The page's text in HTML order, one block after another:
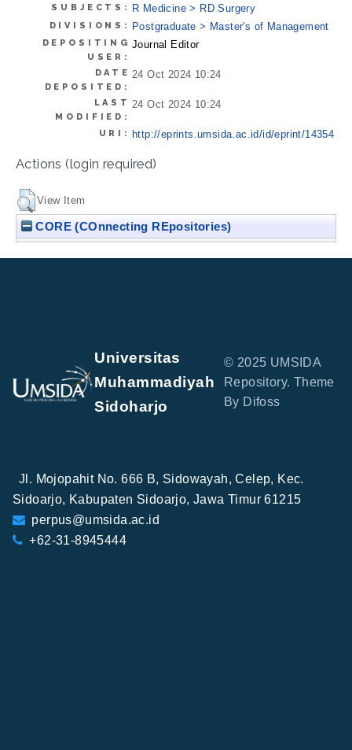
SUBJECTS: R Medicine > RD Surgery
DIVISIONS: Postgraduate > Master's of Management
DEPOSITING
USER:
Journal Editor
DATE
DEPOSITED:
24 Oct 2024 10:24
LAST
MODIFIED:
24 Oct 2024 10:24
URI: http://eprints.umsida.ac.id/id/eprint/14354
Actions (login required)
View Item
CORE (COnnecting REpositories)
Universitas
Muhammadiyah
Sidoharjo
© 2025 UMSIDA
Repository. Theme
By Difoss
Jl. Mojopahit No. 666 B, Sidowayah, Celep, Kec.
Sidoarjo, Kabupaten Sidoarjo, Jawa Timur 61215
perpus@umsida.ac.id
+62-31-8945444